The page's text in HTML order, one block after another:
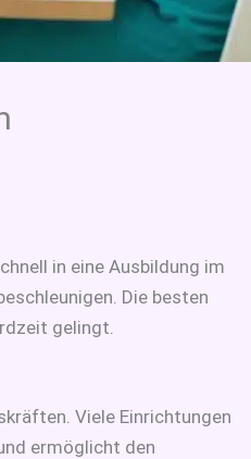
in eine Ausbildung im
Die besten
gelingt.
Viele Einrichtungen
ermöglicht den